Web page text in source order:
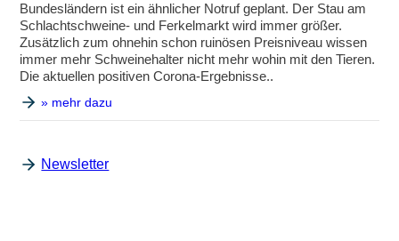
Bundesländern ist ein ähnlicher Notruf geplant. Der Stau am
Schlachtschweine- und Ferkelmarkt wird immer größer.
Zusätzlich zum ohnehin schon ruinösen Preisniveau wissen
immer mehr Schweinehalter nicht mehr wohin mit den Tieren.
Die aktuellen positiven Corona-Ergebnisse..
» mehr dazu
Newsletter